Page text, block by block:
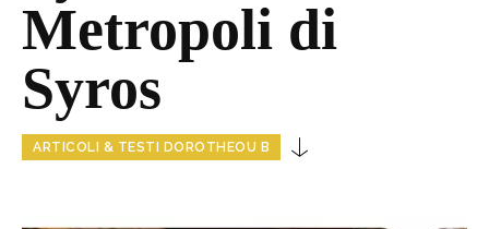
Metropoli di
Syros
ARTICOLI & TESTI DOROTHEOU B